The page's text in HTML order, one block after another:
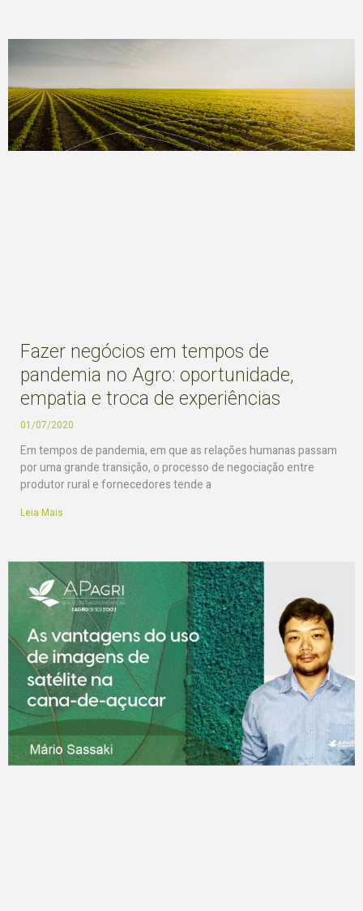
Fazer negócios em tempos de
pandemia no Agro: oportunidade,
empatia e troca de experiências
01/07/2020
Em tempos de pandemia, em que as relações humanas passam
por uma grande transição, o processo de negociação entre
produtor rural e fornecedores tende a
Leia Mais